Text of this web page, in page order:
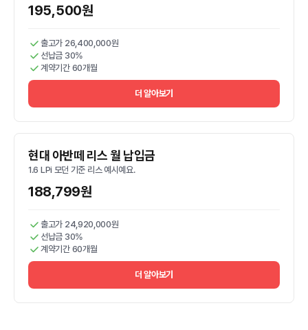
195,500원
출고가 26,400,000원
선납금 30%
계약기간 60개월
더 알아보기
현대 아반떼 리스 월 납입금
1.6 LPi 모던 기준 리스 예시예요.
188,799원
출고가 24,920,000원
선납금 30%
계약기간 60개월
더 알아보기